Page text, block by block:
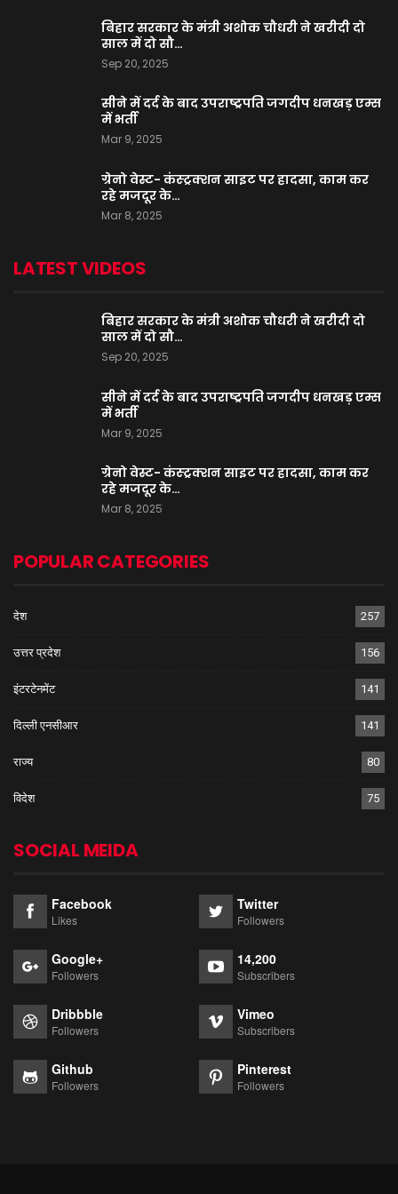
बिहार सरकार के मंत्री अशोक चौधरी ने खरीदी दो
साल में दो सौ…
Sep 20, 2025
सीने में दर्द के बाद उपराष्ट्रपति जगदीप धनखड़ एम्स
में भर्ती
Mar 9, 2025
ग्रेनो वेस्ट- कंस्ट्रक्शन साइट पर हादसा, काम कर
रहे मजदूर के…
Mar 8, 2025
LATEST VIDEOS
बिहार सरकार के मंत्री अशोक चौधरी ने खरीदी दो
साल में दो सौ…
Sep 20, 2025
सीने में दर्द के बाद उपराष्ट्रपति जगदीप धनखड़ एम्स
में भर्ती
Mar 9, 2025
ग्रेनो वेस्ट- कंस्ट्रक्शन साइट पर हादसा, काम कर
रहे मजदूर के…
Mar 8, 2025
POPULAR CATEGORIES
देश 257
उत्तर प्रदेश 156
इंटरटेनमेंट 141
दिल्ली एनसीआर 141
राज्य 80
विदेश 75
SOCIAL MEIDA
Facebook
Likes
Twitter
Followers
Google+
Followers
14,200
Subscribers
Dribbble
Followers
Vimeo
Subscribers
Github
Followers
Pinterest
Followers